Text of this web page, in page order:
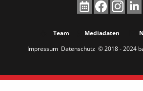
Team Mediadaten
Impressum Datenschutz © 2018 - 2024